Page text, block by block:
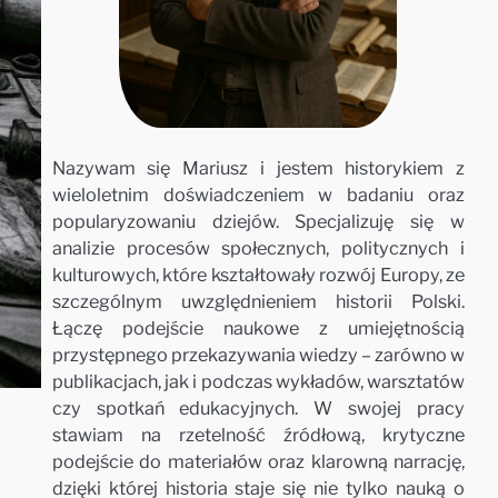
Nazywam się Mariusz i jestem historykiem z
wieloletnim doświadczeniem w badaniu oraz
popularyzowaniu dziejów. Specjalizuję się w
analizie procesów społecznych, politycznych i
kulturowych, które kształtowały rozwój Europy, ze
szczególnym uwzględnieniem historii Polski.
Łączę podejście naukowe z umiejętnością
przystępnego przekazywania wiedzy – zarówno w
publikacjach, jak i podczas wykładów, warsztatów
czy spotkań edukacyjnych. W swojej pracy
stawiam na rzetelność źródłową, krytyczne
podejście do materiałów oraz klarowną narrację,
dzięki której historia staje się nie tylko nauką o